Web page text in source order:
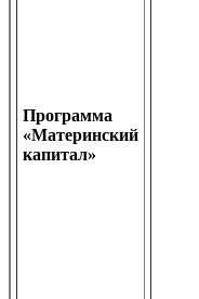
Программа
«Материнский
капитал»